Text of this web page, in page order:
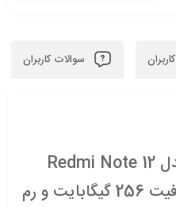
سوالات کاربران
گوشی موبایل شیائومی مدل Redmi Note 12
Pro 4G دو سیم کارت ظرفیت 256 گیگابایت و رم